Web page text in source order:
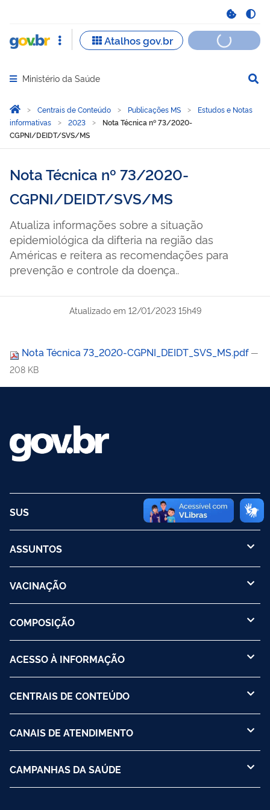
Abrir menu principal de navegação
Ministério da Saúde
Você está aqui:
Página Inicial
Centrais de Conteúdo Publicações MS
Estudos e Notas
informativas
2023
Nota Técnica nº 73/2020-
CGPNI/DEIDT/SVS/MS
Nota Técnica nº 73/2020-
CGPNI/DEIDT/SVS/MS
Atualiza informações sobre a situação
epidemiológica da difteria na região das
Américas e reitera as recomendações para
prevenção e controle da doença..
Atualizado em 12/01/2023 15h49
Nota Técnica 73_2020-CGPNI_DEIDT_SVS_MS.pdf —
208 KB
SUS
ASSUNTOS
VACINAÇÃO
COMPOSIÇÃO
ACESSO À INFORMAÇÃO
CENTRAIS DE CONTEÚDO
CANAIS DE ATENDIMENTO
CAMPANHAS DA SAÚDE